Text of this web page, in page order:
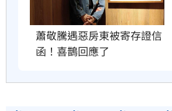
蕭敬騰遇惡房東被寄存證信
函！喜鵲回應了